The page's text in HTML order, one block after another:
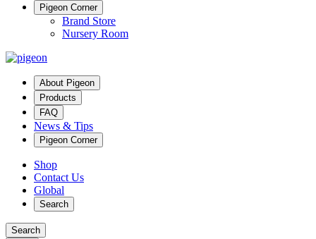
Pigeon Corner
Brand Store
Nursery Room
About Pigeon
Products
FAQ
News & Tips
Pigeon Corner
Shop
Contact Us
Global
Search
Search